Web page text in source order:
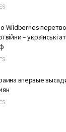
Wildberries
війни – українські
впервые